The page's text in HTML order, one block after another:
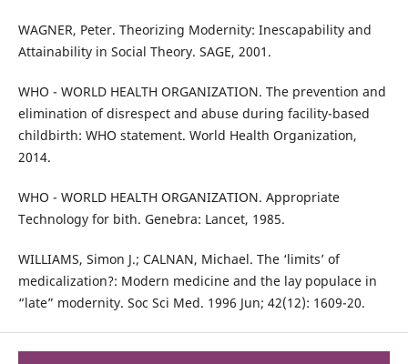
WAGNER, Peter. Theorizing Modernity: Inescapability and
Attainability in Social Theory. SAGE, 2001.
WHO - WORLD HEALTH ORGANIZATION. The prevention and
elimination of disrespect and abuse during facility-based
childbirth: WHO statement. World Health Organization,
2014.
WHO - WORLD HEALTH ORGANIZATION. Appropriate
Technology for bith. Genebra: Lancet, 1985.
WILLIAMS, Simon J.; CALNAN, Michael. The ‘limits’ of
medicalization?: Modern medicine and the lay populace in
“late” modernity. Soc Sci Med. 1996 Jun; 42(12): 1609-20.